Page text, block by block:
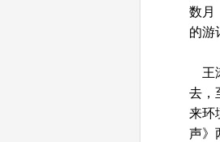
数月
的游
王
去，
来环
声》